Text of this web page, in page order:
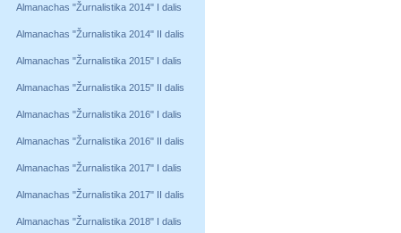
Almanachas "Žurnalistika 2014" I dalis
Almanachas "Žurnalistika 2014" II dalis
Almanachas "Žurnalistika 2015" I dalis
Almanachas "Žurnalistika 2015" II dalis
Almanachas "Žurnalistika 2016" I dalis
Almanachas "Žurnalistika 2016" II dalis
Almanachas "Žurnalistika 2017" I dalis
Almanachas "Žurnalistika 2017" II dalis
Almanachas "Žurnalistika 2018" I dalis